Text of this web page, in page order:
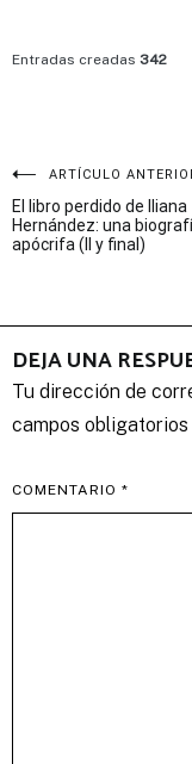
Entradas creadas 342
Navegación
de
ARTÍCULO
El libro perdido de Iliana
Hernández: una
apócrifa (II y final)
DEJA UNA
Tu dirección de
campos
COMENTARIO *